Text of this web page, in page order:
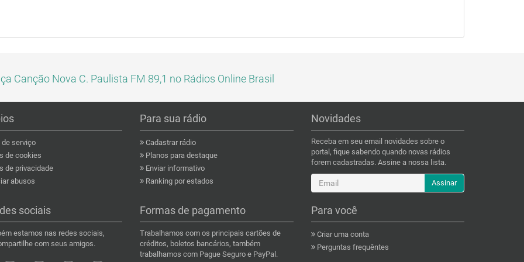
Canção Nova C. Paulista FM 89,1 no Rádios Online Brasil
serviço
de cookies
de privacidade
abusos
Para sua rádio
Cadastrar rádio
Planos para destaque
Enviar informativo
Ranking por estados
Novidades
Receba em seu email novidades sobre o
portal, fique sabendo quando novas rádios
forem cadastradas. Assine a nossa lista.
Assinar
sociais
estamos nas redes sociais,
com seus amigos.
Formas de pagamento
Trabalhamos com os principais cartões de
créditos, boletos bancários, também
trabalhamos com Pague Seguro e PayPal.
Para você
Criar uma conta
Perguntas frequêntes